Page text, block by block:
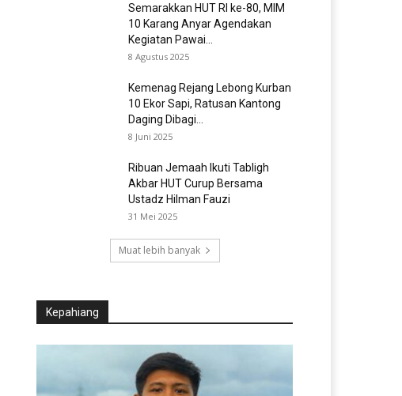
Semarakkan HUT RI ke-80, MIM
10 Karang Anyar Agendakan
Kegiatan Pawai...
8 Agustus 2025
Kemenag Rejang Lebong Kurban
10 Ekor Sapi, Ratusan Kantong
Daging Dibagi...
8 Juni 2025
Ribuan Jemaah Ikuti Tabligh
Akbar HUT Curup Bersama
Ustadz Hilman Fauzi
31 Mei 2025
Muat lebih banyak
Kepahiang